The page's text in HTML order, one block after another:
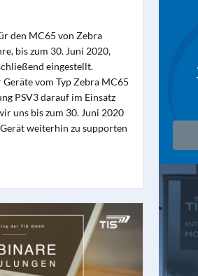
den MC65 von Zebra
bis zum 30. Juni 2020,
eingestellt.
vom Typ Zebra MC65
PSV3 darauf im Einsatz
uns bis zum 30. Juni 2020
weiterhin zu supporten